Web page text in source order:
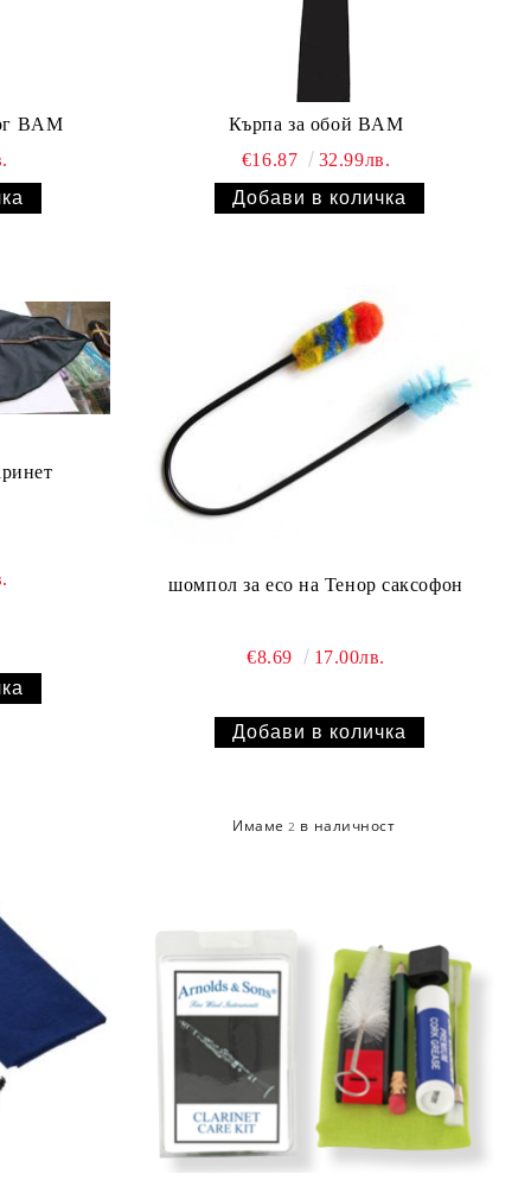
BAM
Кърпа за обой BAM
€16.87
32.99лв.
шомпол за есо на Тенор саксофон
€8.69 17.00лв.
Имаме2 в наличност